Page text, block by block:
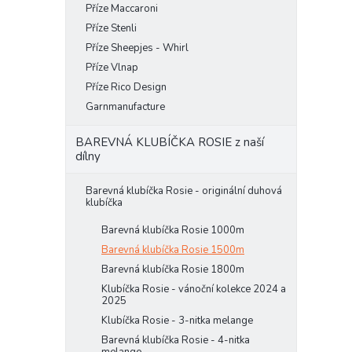
Příze Maccaroni
Příze Stenli
Příze Sheepjes - Whirl
Příze Vlnap
Příze Rico Design
Garnmanufacture
BAREVNÁ KLUBÍČKA ROSIE z naší
dílny
Barevná klubíčka Rosie - originální duhová
klubíčka
Barevná klubíčka Rosie 1000m
Barevná klubíčka Rosie 1500m
Barevná klubíčka Rosie 1800m
Klubíčka Rosie - vánoční kolekce 2024 a
2025
Klubíčka Rosie - 3-nitka melange
Barevná klubíčka Rosie - 4-nitka